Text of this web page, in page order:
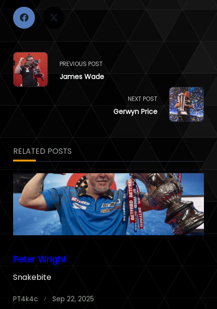
<span
class="nav-
subtitle
reader-
text">Page</span>
PREVIOUS POST
James Wade
NEXT POST
Gerwyn Price
RELATED POSTS
Peter Wright
Snakebite
PT4k4c Sep 22, 2025